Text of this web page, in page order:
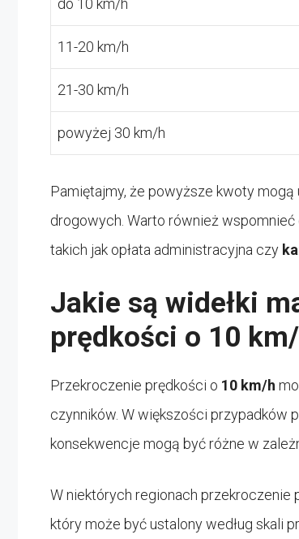
do 10 km/h
11-20 km/h
21-30 km/h
powyżej 30 km/h
Pamiętajmy, że powyższe kwoty
drogowych. Warto również
takich jak opłata administracyjna czy
Jakie są widełki
prędkości o 10
Przekroczenie prędkości o 10 km/h
czynników. W większości przypadków
konsekwencje mogą być różne w
W niektórych regionach przekroczenie
który może być ustalony według skali